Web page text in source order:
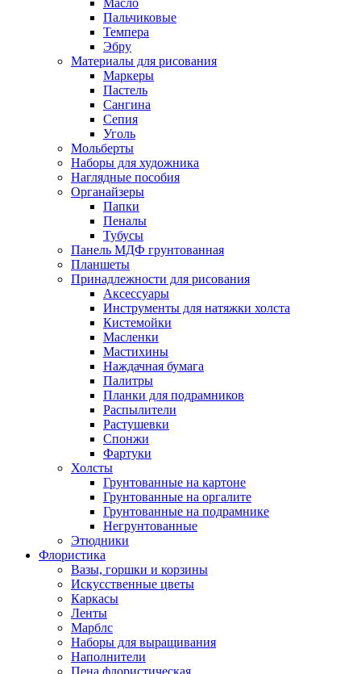
Масло
Пальчиковые
Темпера
Эбру
Материалы для рисования
Маркеры
Пастель
Сангина
Сепия
Уголь
Мольберты
Наборы для художника
Наглядные пособия
Органайзеры
Папки
Пеналы
Тубусы
Панель МДФ грунтованная
Планшеты
Принадлежности для рисования
Аксессуары
Инструменты для натяжки холста
Кистемойки
Масленки
Мастихины
Наждачная бумага
Палитры
Планки для подрамников
Распылители
Растушевки
Спонжи
Фартуки
Холсты
Грунтованные на картоне
Грунтованные на оргалите
Грунтованные на подрамнике
Негрунтованные
Этюдники
Флористика
Вазы, горшки и корзины
Искусственные цветы
Каркасы
Ленты
Марблс
Наборы для выращивания
Наполнители
Пена флористическая